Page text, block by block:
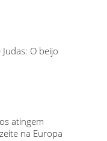
O beijo
atingem
na Europa